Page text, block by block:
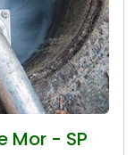
Mor - SP